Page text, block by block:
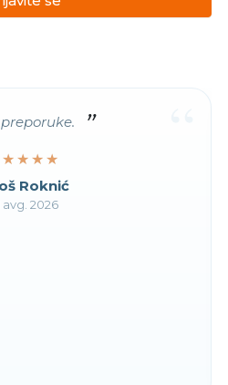
Roknić
avg. 2026